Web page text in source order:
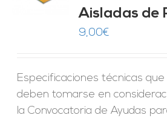
Aisladas de
9,00€
Especificaciones técnicas que
deben tomarse en
la Convocatoria de Ayudas